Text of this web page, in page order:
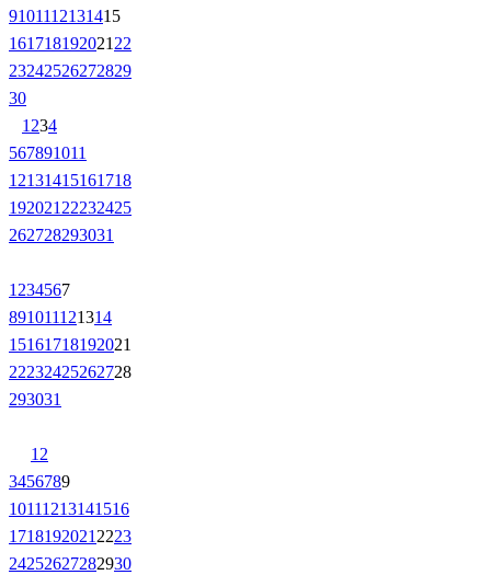
9101112131415
161718192021 22
23242526272829
30
1 234
567891011
12131415161718
192021 22232425
262728293031
1 234567
891011121314
15161718192021
22232425262728
293031
1 2
3456789
10111213141516
1718192021 2223
24252627282930